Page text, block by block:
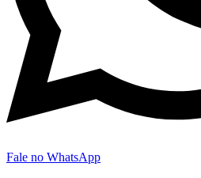
Fale no WhatsApp